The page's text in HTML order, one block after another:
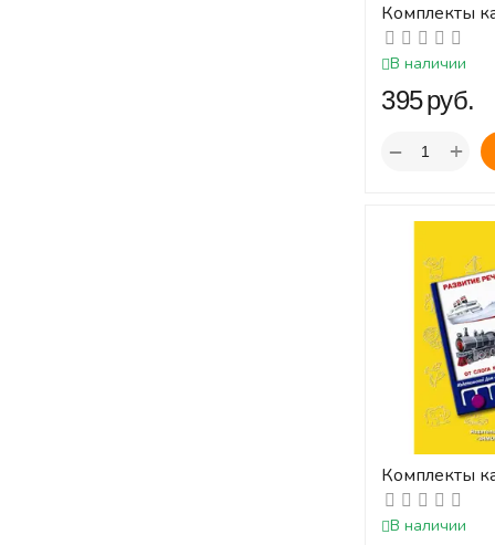
Комплекты
Ракурсы к
ЛОГИКО-
В наличии
‍395‍руб.
+
−
Комплекты
слога к слову
ЛОГИКО-
В наличии